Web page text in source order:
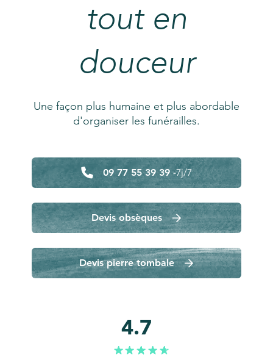
tout en
douceur
Une façon plus humaine et plus abordable
d'organiser les funérailles.
09 77 55 39 39 -7j/7
Devis obsèques
Devis pierre tombale
4.7